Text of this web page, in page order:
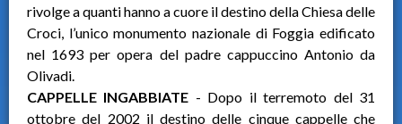
rivolge a quanti hanno a cuore il destino della Chiesa delle
Croci, l’unico monumento nazionale di Foggia edificato
nel 1693 per opera del padre cappuccino Antonio da
Olivadi.
CAPPELLE INGABBIATE - Dopo il terremoto del 31
ottobre del 2002 il destino delle cinque cappelle che